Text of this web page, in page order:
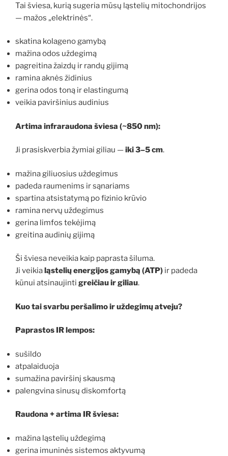
Tai šviesa, kurią sugeria mūsų ląstelių mitochondrijos
— mažos „elektrinės“.
skatina kolageno gamybą
mažina odos uždegimą
pagreitina žaizdų ir randų gijimą
ramina aknės židinius
gerina odos toną ir elastingumą
veikia paviršinius audinius
Artima infraraudona šviesa (~850 nm):
Ji prasiskverbia žymiai giliau —iki 3–5 cm.
mažina giliuosius uždegimus
padeda raumenims ir sąnariams
spartina atsistatymą po fizinio krūvio
ramina nervų uždegimus
gerina limfos tekėjimą
greitina audinių gijimą
Ši šviesa neveikia kaip paprasta šiluma.
Ji veikialąstelių energijos gamybą (ATP) ir padeda
kūnui atsinaujinti greičiau ir giliau.
Kuo tai svarbu peršalimo ir uždegimų atveju?
Paprastos IR lempos:
sušildo
atpalaiduoja
sumažina paviršinį skausmą
palengvina sinusų diskomfortą
Raudona + artima IR šviesa:
mažina ląstelių uždegimą
gerina imuninės sistemos aktyvumą